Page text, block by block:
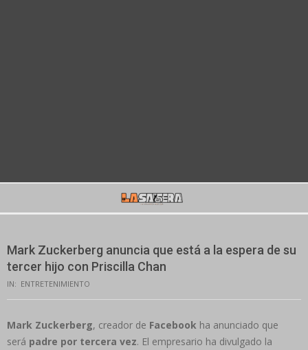
Mark Zuckerberg anuncia que está a la espera de su
tercer hijo con Priscilla Chan
IN: ENTRETENIMIENTO
Mark Zuckerberg, creador de Facebook ha anunciado que
será padre por tercera vez. El empresario ha divulgado la